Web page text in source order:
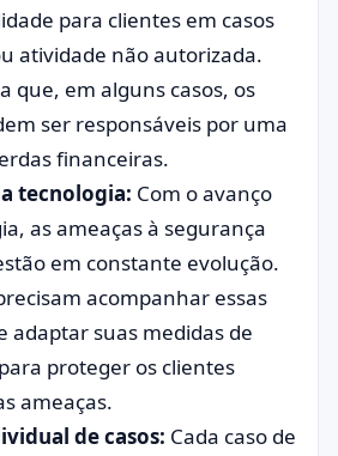
para clientes em casos
atividade não autorizada.
que, em alguns casos, os
ser responsáveis por uma
financeiras.
tecnologia: Com o avanço
as ameaças à segurança
em constante evolução.
acompanhar essas
adaptar suas medidas de
proteger os clientes
ameaças.
de casos: Cada caso de